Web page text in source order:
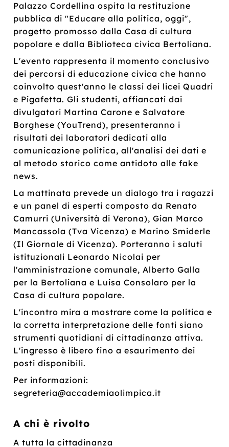
Palazzo Cordellina ospita la restituzione
pubblica di "Educare alla politica, oggi",
progetto promosso dalla Casa di cultura
popolare e dalla Biblioteca civica Bertoliana.
L'evento rappresenta il momento conclusivo
dei percorsi di educazione civica che hanno
coinvolto quest'anno le classi dei licei Quadri
e Pigafetta. Gli studenti, affiancati dai
divulgatori Martina Carone e Salvatore
Borghese (YouTrend), presenteranno i
risultati dei laboratori dedicati alla
comunicazione politica, all'analisi dei dati e
al metodo storico come antidoto alle fake
news.
La mattinata prevede un dialogo tra i ragazzi
e un panel di esperti composto da Renato
Camurri (Università di Verona), Gian Marco
Mancassola (Tva Vicenza) e Marino Smiderle
(Il Giornale di Vicenza). Porteranno i saluti
istituzionali Leonardo Nicolai per
l'amministrazione comunale, Alberto Galla
per la Bertoliana e Luisa Consolaro per la
Casa di cultura popolare.
L'incontro mira a mostrare come la politica e
la corretta interpretazione delle fonti siano
strumenti quotidiani di cittadinanza attiva.
L'ingresso è libero fino a esaurimento dei
posti disponibili.
Per informazioni:
segreteria@accademiaolimpica.it
A chi è rivolto
A tutta la cittadinanza